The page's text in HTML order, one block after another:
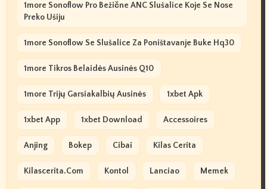
1more Sonoflow Pro Bežične ANC Slušalice Koje Se Nose
Preko Ušiju
1more Sonoflow Se Slušalice Za Poništavanje Buke Hq30
1more Tikros Belaidės Ausinės Q10
1more Trijų Garsiakalbių Ausinės 1xbet Apk
1xbet App 1xbet Download Accessoires
Anjing Bokep Cibai Kilas Cerita
Kilascerita.com Kontol Lanciao Memek